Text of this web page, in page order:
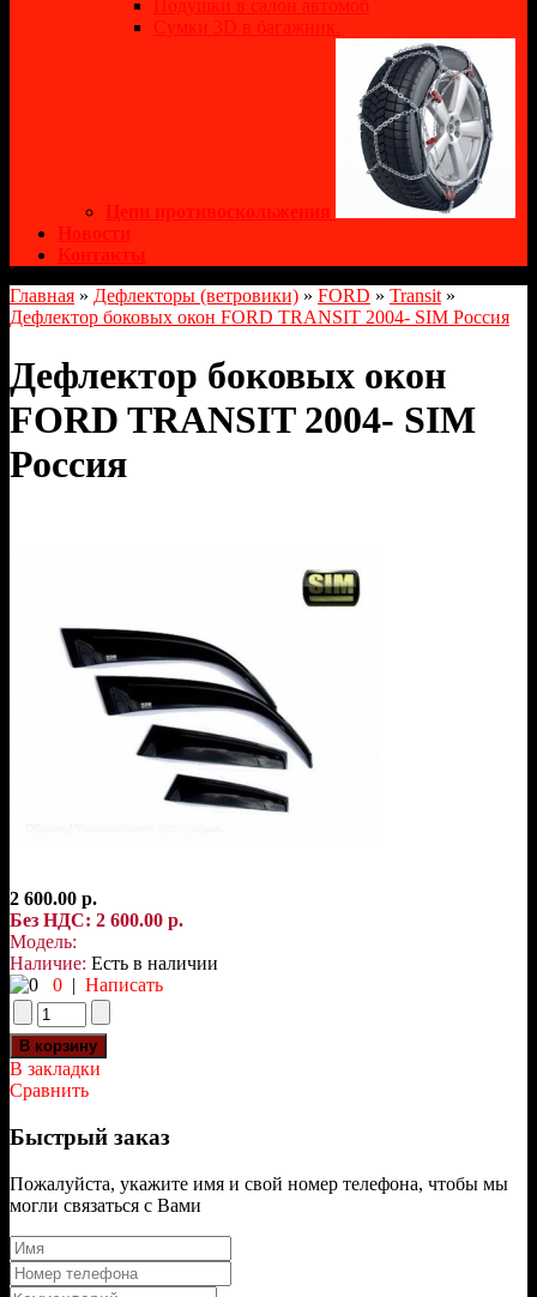
Подушки в салон автомоб
Сумки 3D в багажник.
Цепи противоскольжения
Новости
Контакты
Главная » Дефлекторы (ветровики) » FORD » Transit »
Дефлектор боковых окон FORD TRANSIT 2004- SIM Россия
Дефлектор боковых окон
FORD TRANSIT 2004- SIM
Россия
2 600.00 р.
Без НДС: 2 600.00 р.
Модель:
Наличие: Есть в наличии
0 | Написать
В закладки
Сравнить
Быстрый заказ
Пожалуйста, укажите имя и свой номер телефона, чтобы мы
могли связаться с Вами